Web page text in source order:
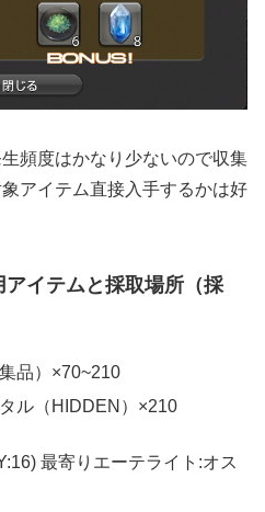
頻度はかなり少ないので収集
アイテム直接入手するかは好
イテムと採取場所（採
品）×70~210
ル（HIDDEN）×210
最寄りエーテライト:オス